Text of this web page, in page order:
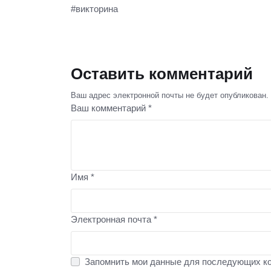
#викторина
Оставить комментарий
Ваш адрес электронной почты не будет опубликован.
Ваш комментарий *
Имя *
Электронная почта *
Запомнить мои данные для последующих